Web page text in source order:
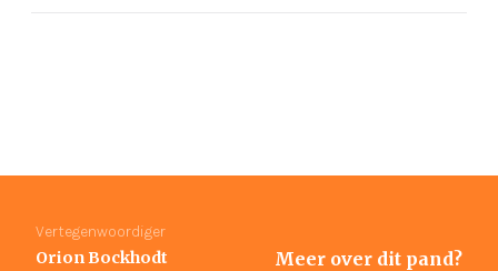
Vertegenwoordiger
Orion Bockhodt Meer over dit pand?